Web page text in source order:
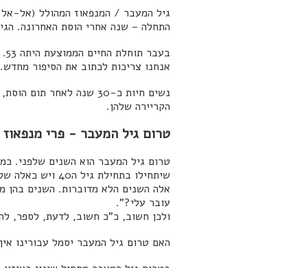
גיל המעבר / המנפאוז המהולל (אל-
התחלה – שנה אחרי הוסת האחרונה. הגיל
בעבר תוחלת החיים הממוצעת היתה 53. בימינו הממוצע הוא 81. לכן המנפאוז הוא כבר לא סוף הסיפור.
אנחנו צריכות לכתוב את הסיפור מחדש.
נשים חיות כ-30 שנה
הקריירה שלהן.
טרום גיל המעבר - פרי מנפאוז
טרום גיל המעבר הוא השנים שלפני.
שיתחילו בתחילת גיל ה40 ויש כאלה שלפני, או אחרי.
אלה השנים הלא מדוברות. השנים בהן
עובר עלי?".
ולכן חשוב, כ"כ חשוב, לדעת, לספר,
האם טרום גיל המעבר יסמל עבורינו